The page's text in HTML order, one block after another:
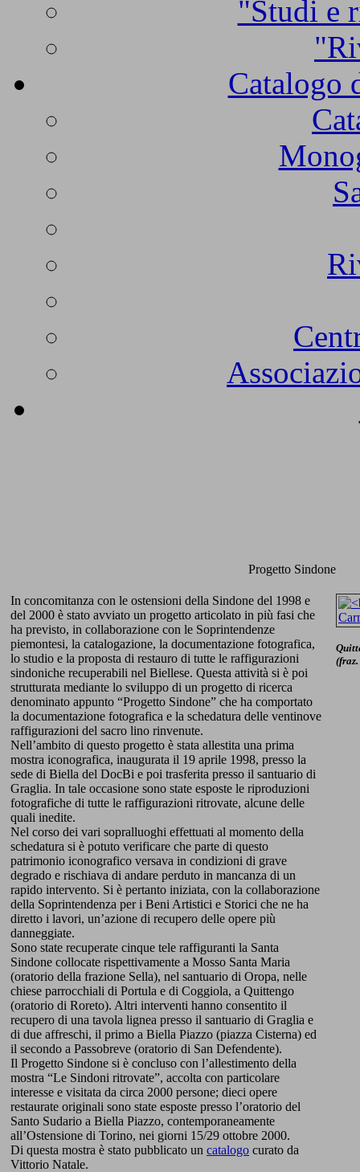
"Studi e
Catalogo
Progetto Sindone
In concomitanza con le ostensioni della Sindone del 1998 e
del 2000 è stato avviato un progetto articolato in più fasi che
ha previsto, in collaborazione con le Soprintendenze
piemontesi, la catalogazione, la documentazione fotografica,
lo studio e la proposta di restauro di tutte le raffigurazioni
sindoniche recuperabili nel Biellese. Questa attività si è poi
strutturata mediante lo sviluppo di un progetto di ricerca
denominato appunto “Progetto Sindone” che ha comportato
la documentazione fotografica e la schedatura delle ventinove
raffigurazioni del sacro lino rinvenute.
Nell’ambito di questo progetto è stata allestita una prima
mostra iconografica, inaugurata il 19 aprile 1998, presso la
sede di Biella del DocBi e poi trasferita presso il santuario di
Graglia. In tale occasione sono state esposte le riproduzioni
fotografiche di tutte le raffigurazioni ritrovate, alcune delle
quali inedite.
Nel corso dei vari sopralluoghi effettuati al momento della
schedatura si è potuto verificare che parte di questo
patrimonio iconografico versava in condizioni di grave
degrado e rischiava di andare perduto in mancanza di un
rapido intervento. Si è pertanto iniziata, con la collaborazione
della Soprintendenza per i Beni Artistici e Storici che ne ha
diretto i lavori, un’azione di recupero delle opere più
danneggiate.
Sono state recuperate cinque tele raffiguranti la Santa
Sindone collocate rispettivamente a Mosso Santa Maria
(oratorio della frazione Sella), nel santuario di Oropa, nelle
chiese parrocchiali di Portula e di Coggiola, a Quittengo
(oratorio di Roreto). Altri interventi hanno consentito il
recupero di una tavola lignea presso il santuario di Graglia e
di due affreschi, il primo a Biella Piazzo (piazza Cisterna) ed
il secondo a Passobreve (oratorio di San Defendente).
Il Progetto Sindone si è concluso con l’allestimento della
mostra “Le Sindoni ritrovate”, accolta con particolare
interesse e visitata da circa 2000 persone; dieci opere
restaurate originali sono state esposte presso l’oratorio del
Santo Sudario a Biella Piazzo, contemporaneamente
all’Ostensione di Torino, nei giorni 15/29 ottobre 2000.
Di questa mostra è stato pubblicato un catalogo curato da
Vittorio Natale.